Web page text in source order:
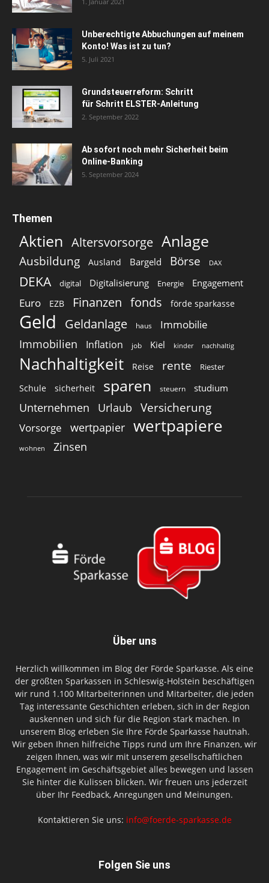
Unberechtigte Abbuchungen auf meinem
Konto! Was ist zu tun?
5. Juli 2021
Grundsteuerreform: Schritt
für Schritt ELSTER-Anleitung
2. September 2022
Ab sofort noch mehr Sicherheit beim
Online-Banking
5. September 2024
Themen
Aktien Altersvorsorge Anlage
Ausbildung Ausland Bargeld Börse DAX
DEKA digital Digitalisierung Energie Engagement
Euro EZB Finanzen fonds förde sparkasse
Geld Geldanlage haus Immobilie
Immobilien Inflation job Kiel kinder nachhaltig
Nachhaltigkeit Reise rente Riester
Schule sicherheit sparen steuern studium
Unternehmen Urlaub Versicherung
Vorsorge wertpapier wertpapiere
wohnen Zinsen
Über uns
Herzlich willkommen im Blog der Förde Sparkasse. Als eine
der größten Sparkassen in Schleswig-Holstein beschäftigen
wir rund 1.100 Mitarbeiterinnen und Mitarbeiter, die jeden
Tag interessante Geschichten erleben, sich in der Region
auskennen und sich für die Region stark machen. In
unserem Blog erleben Sie Ihre Förde Sparkasse hautnah.
Wir geben Ihnen hilfreiche Tipps rund um Ihre Finanzen, wir
zeigen Ihnen, was wir mit unserem gesellschaftlichen
Engagement im Geschäftsgebiet alles bewegen und lassen
Sie hinter die Kulissen blicken. Wir freuen uns jederzeit
über Ihr Feedback, Anregungen und Meinungen.
Kontaktieren Sie uns: info@foerde-sparkasse.de
Folgen Sie uns